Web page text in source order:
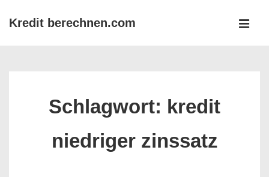
ZumKredit berechnen.com
Schlagwort: kredit
niedriger zinssatz